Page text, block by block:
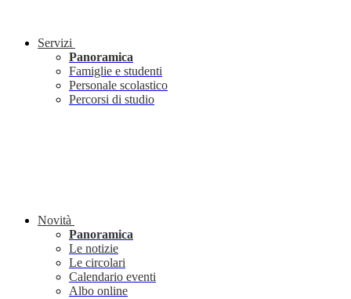
Servizi
Panoramica
Famiglie e studenti
Personale scolastico
Percorsi di studio
Novità
Panoramica
Le notizie
Le circolari
Calendario eventi
Albo online